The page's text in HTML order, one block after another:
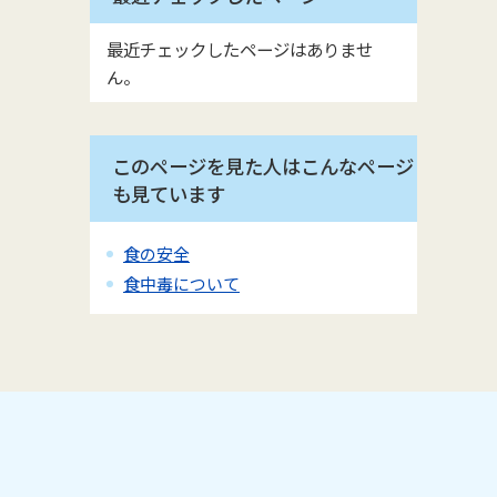
最近チェックしたページはありませ
ん。
このページを見た人はこんなページ
も見ています
食の安全
食中毒について